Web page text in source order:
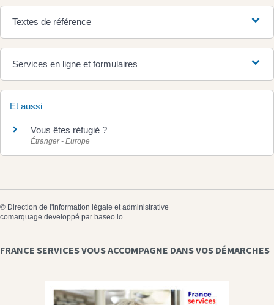
Textes de référence
Services en ligne et formulaires
Et aussi
Vous êtes réfugié ?
Étranger - Europe
© Direction de l'information légale et administrative
comarquage developpé par baseo.io
FRANCE SERVICES VOUS ACCOMPAGNE DANS VOS DÉMARCHES